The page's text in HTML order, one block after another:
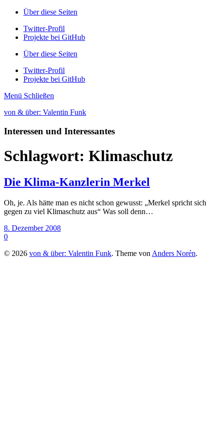
Über diese Seiten
Twitter-Profil
Projekte bei GitHub
Über diese Seiten
Twitter-Profil
Projekte bei GitHub
Menü Schließen
von & über: Valentin Funk
Interessen und Interessantes
Schlagwort: Klimaschutz
Die Klima-Kanzlerin Merkel
Oh, je. Als hätte man es nicht schon gewusst: „Merkel spricht sich
gegen zu viel Klimaschutz aus“ Was soll denn…
8. Dezember 2008
0
© 2026 von & über: Valentin Funk. Theme von Anders Norén.